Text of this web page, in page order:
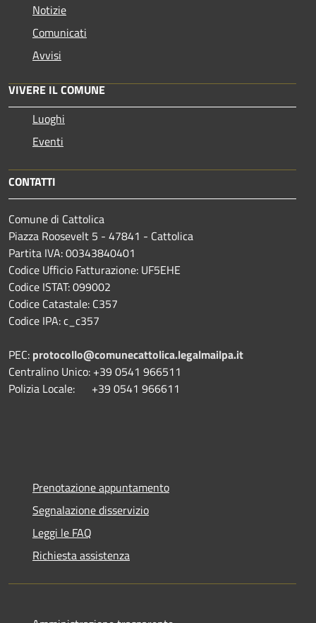
Notizie
Comunicati
Avvisi
VIVERE IL COMUNE
Luoghi
Eventi
CONTATTI
Comune di Cattolica
Piazza Roosevelt 5 - 47841 - Cattolica
Partita IVA: 00343840401
Codice Ufficio Fatturazione: UF5EHE
Codice ISTAT: 099002
Codice Catastale: C357
Codice IPA: c_c357
PEC: protocollo@comunecattolica.legalmailpa.it
Centralino Unico: +39 0541 966511
Polizia Locale: +39 0541 966611
Prenotazione appuntamento
Segnalazione disservizio
Leggi le FAQ
Richiesta assistenza